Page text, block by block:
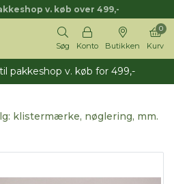
v. køb over 499,-
Søg Konto Butikken Kurv
0
pakkeshop v. køb for 499,-
klistermærke, nøglering, mm.